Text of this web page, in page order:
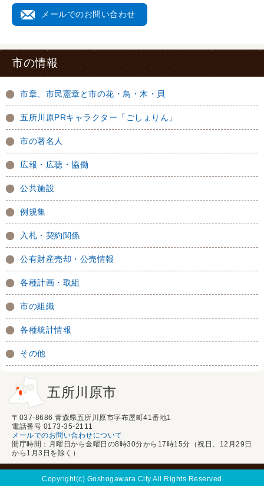
メールでのお問い合わせ
市の情報
市章、市民憲章と市の花・鳥・木・貝
五所川原PRキャラクター「ごしょりん」
市の著名人
広報・広聴・協働
公共施設
例規集
入札・契約関係
公有財産売却・公売情報
各種計画・取組
市の組織
各種統計情報
その他
五所川原市
〒037-8686 青森県五所川原市字布屋町41番地1
電話番号 0173-35-2111
メールでのお問い合わせについて
開庁時間：月曜日から金曜日の8時30分から17時15分（祝日、12月29日
から1月3日を除く）
Copyright(c) Goshogawara City.All Rights Reserved